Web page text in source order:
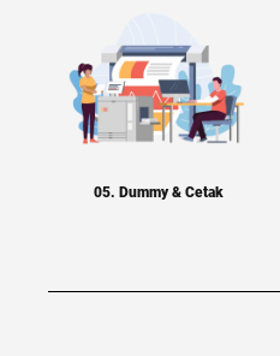
05. Dummy & Cetak